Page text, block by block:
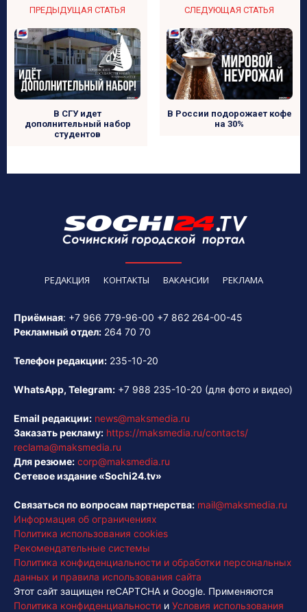
ПРЕДЫДУЩАЯ СТАТЬЯ
В СГУ идет
дополнительный набор
студентов
СЛЕДУЮЩАЯ СТАТЬЯ
В России подорожает кофе
на 30%
РЕДАКЦИЯ КОНТАКТЫ ВАКАНСИИ РЕКЛАМА
Приёмная: +7 966 779-96-00 +7 862 264-00-45
Рекламный отдел: 264 70 70
Телефон редакции: 235-10-20
WhatsApp, Telegram: +7 988 235-10-20 (для фото и видео)
Email редакции: news@maksmedia.ru
Заказать рекламу: https://maksmedia.ru/contacts/
reclama@maksmedia.ru
Для резюме: corp@maksmedia.ru
Сетевое издание «Sochi24.tv»
Связаться по вопросам партнерства: mail@maksmedia.ru
Информация об ограничениях
Политика использования cookies
Рекомендательные системы
Политика конфиденциальности и обработки персональных
данных и правила использования сайта
Этот сайт защищен reCAPTCHA и Google. Применяются
Политика конфиденциальности и Условия использования